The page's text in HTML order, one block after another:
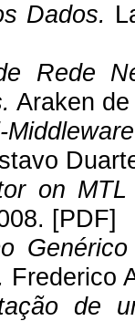
Dados.
Rede
Araken
on
[PDF]
Frederico
de